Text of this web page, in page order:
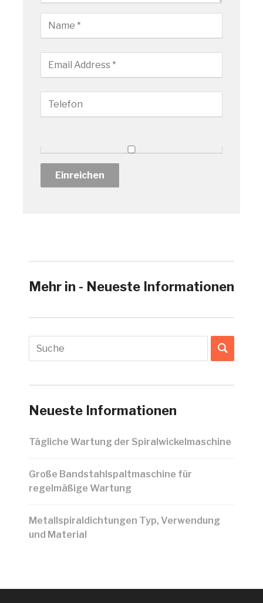
Mehr in - Neueste Informationen
Neueste Informationen
Tägliche Wartung der Spiralwickelmaschine
Große Bandstahlspaltmaschine für
regelmäßige Wartung
Metallspiraldichtungen Typ, Verwendung
und Material